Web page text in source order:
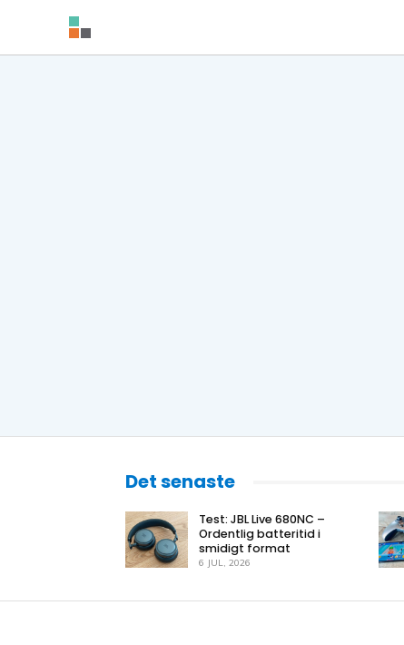
Det senaste
Test: JBL Live 680NC –
Ordentlig batteritid i
smidigt format
6 JUL, 2026